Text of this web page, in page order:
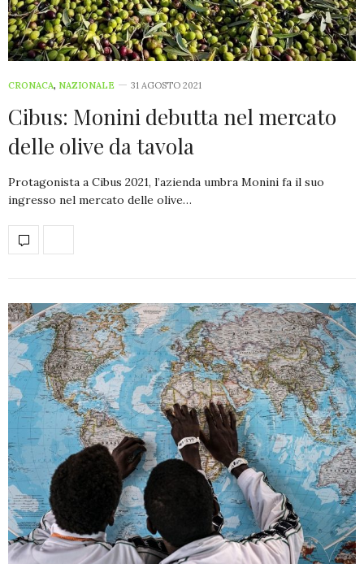
CRONACA, NAZIONALE 31 AGOSTO 2021
Cibus: Monini debutta nel mercato
delle olive da tavola
Protagonista a Cibus 2021, l’azienda umbra Monini fa il suo
ingresso nel mercato delle olive…